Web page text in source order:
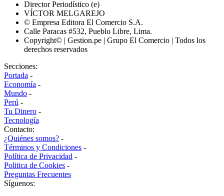
Director Periodístico (e)
VÍCTOR MELGAREJO
© Empresa Editora El Comercio S.A.
Calle Paracas #532, Pueblo Libre, Lima.
Copyright© | Gestion.pe | Grupo El Comercio | Todos los
derechos reservados
Secciones:
Portada -
Economía -
Mundo -
Perú -
Tu Dinero -
Tecnología
Contacto:
¿Quiénes somos? -
Términos y Condiciones -
Política de Privacidad -
Politica de Cookies -
Preguntas Frecuentes
Síguenos: